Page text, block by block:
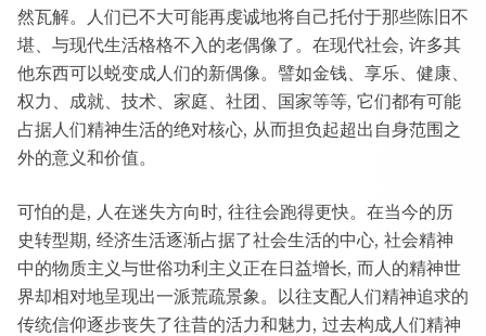
然瓦解。人们已不大可能再虔诚地将自己托付于那些陈旧不
堪、与现代生活格格不入的老偶像了。在现代社会, 许多其
他东西可以蜕变成人们的新偶像。譬如金钱、享乐、健康、
权力、成就、技术、家庭、社团、国家等等, 它们都有可能
占据人们精神生活的绝对核心, 从而担负起超出自身范围之
外的意义和价值。
可怕的是, 人在迷失方向时, 往往会跑得更快。在当今的历
史转型期, 经济生活逐渐占据了社会生活的中心, 社会精神
中的物质主义与世俗功利主义正在日益增长, 而人的精神世
界却相对地呈现出一派荒疏景象。以往支配人们精神追求的
传统信仰逐步丧失了往昔的活力和魅力, 过去构成人们精神